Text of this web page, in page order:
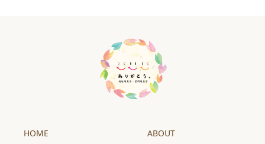
HOME ABOUT